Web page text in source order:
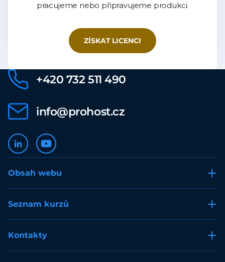
pracujeme nebo připravujeme produkci.
ZÍSKAT LICENCI
+420 732 511 490
info@prohost.cz
Obsah webu
Seznam kurzů
Kontakty